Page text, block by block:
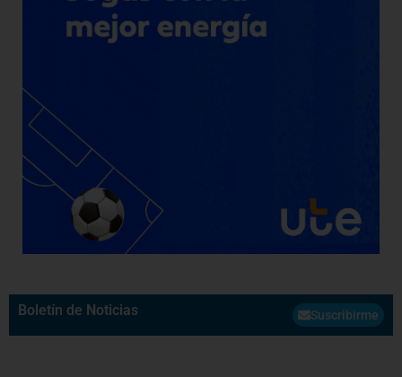
Boletín de Noticias Suscribirme